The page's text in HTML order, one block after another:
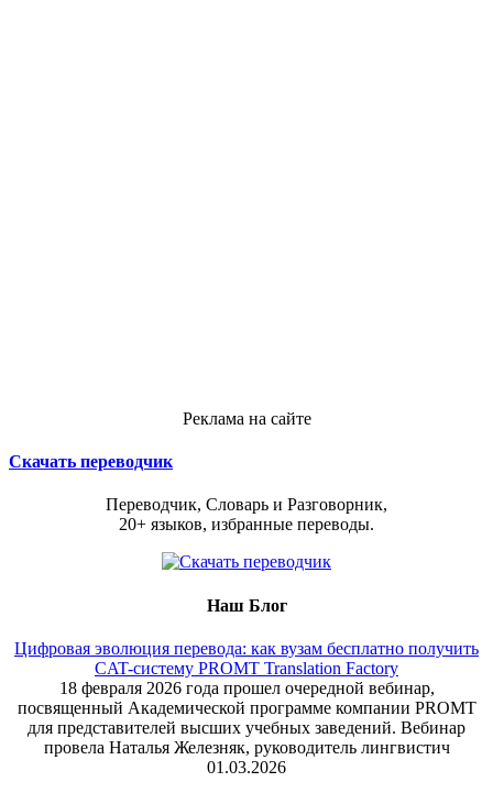
Реклама на сайте
Скачать переводчик
Переводчик, Словарь и Разговорник,
20+ языков, избранные переводы.
Наш Блог
Цифровая эволюция перевода: как вузам бесплатно получить
CAT-систему PROMT Translation Factory
18 февраля 2026 года прошел очередной вебинар,
посвященный Академической программе компании PROMT
для представителей высших учебных заведений. Вебинар
провела Наталья Железняк, руководитель лингвистич
01.03.2026